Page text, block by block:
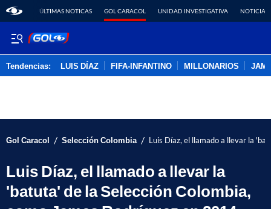
ÚLTIMAS NOTICAS GOL CARACOL UNIDAD INVESTIGATIVA NOTICIAS
Tendencias: LUIS DÍAZ FIFA-INFANTINO MILLONARIOS
Gol Caracol / Selección Colombia / Luis Díaz, el llamado a llevar la
Luis Díaz, el llamado a llevar la
'batuta' de la Selección Colombia,